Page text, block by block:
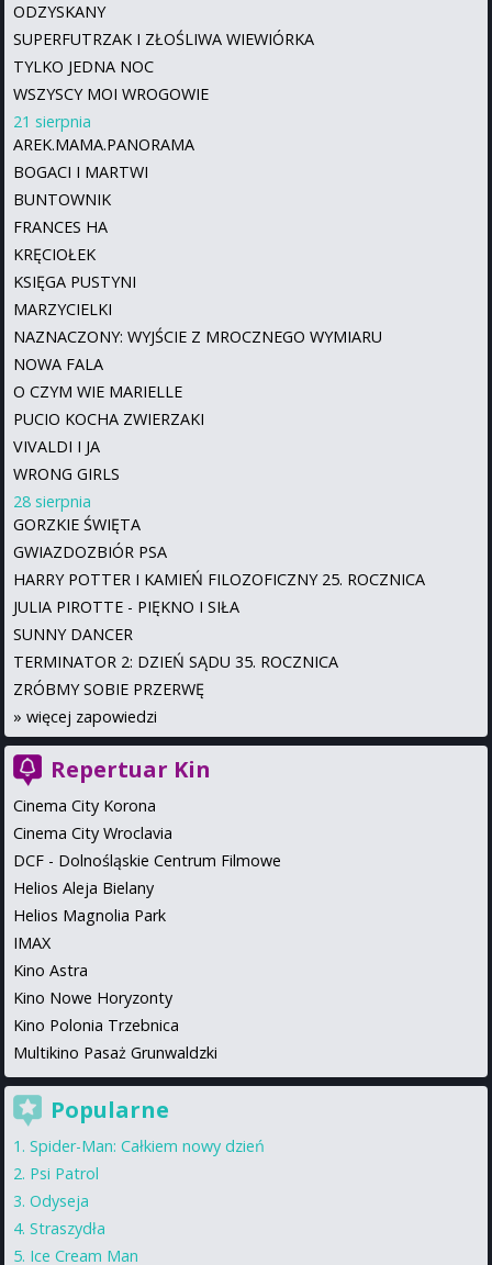
ODZYSKANY
SUPERFUTRZAK I ZŁOŚLIWA WIEWIÓRKA
TYLKO JEDNA NOC
WSZYSCY MOI WROGOWIE
21 sierpnia
AREK.MAMA.PANORAMA
BOGACI I MARTWI
BUNTOWNIK
FRANCES HA
KRĘCIOŁEK
KSIĘGA PUSTYNI
MARZYCIELKI
NAZNACZONY: WYJŚCIE Z MROCZNEGO WYMIARU
NOWA FALA
O CZYM WIE MARIELLE
PUCIO KOCHA ZWIERZAKI
VIVALDI I JA
WRONG GIRLS
28 sierpnia
GORZKIE ŚWIĘTA
GWIAZDOZBIÓR PSA
HARRY POTTER I KAMIEŃ FILOZOFICZNY 25. ROCZNICA
JULIA PIROTTE - PIĘKNO I SIŁA
SUNNY DANCER
TERMINATOR 2: DZIEŃ SĄDU 35. ROCZNICA
ZRÓBMY SOBIE PRZERWĘ
» więcej zapowiedzi
Repertuar Kin
Cinema City Korona
Cinema City Wroclavia
DCF - Dolnośląskie Centrum Filmowe
Helios Aleja Bielany
Helios Magnolia Park
IMAX
Kino Astra
Kino Nowe Horyzonty
Kino Polonia Trzebnica
Multikino Pasaż Grunwaldzki
Popularne
Spider-Man: Całkiem nowy dzień
Psi Patrol
Odyseja
Straszydła
Ice Cream Man